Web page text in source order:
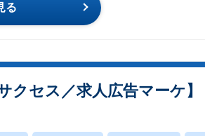
る
クセス／求人広告マーケ】